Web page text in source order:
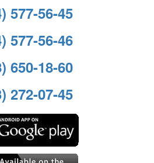
577-56-45
577-56-46
650-18-60
272-07-45